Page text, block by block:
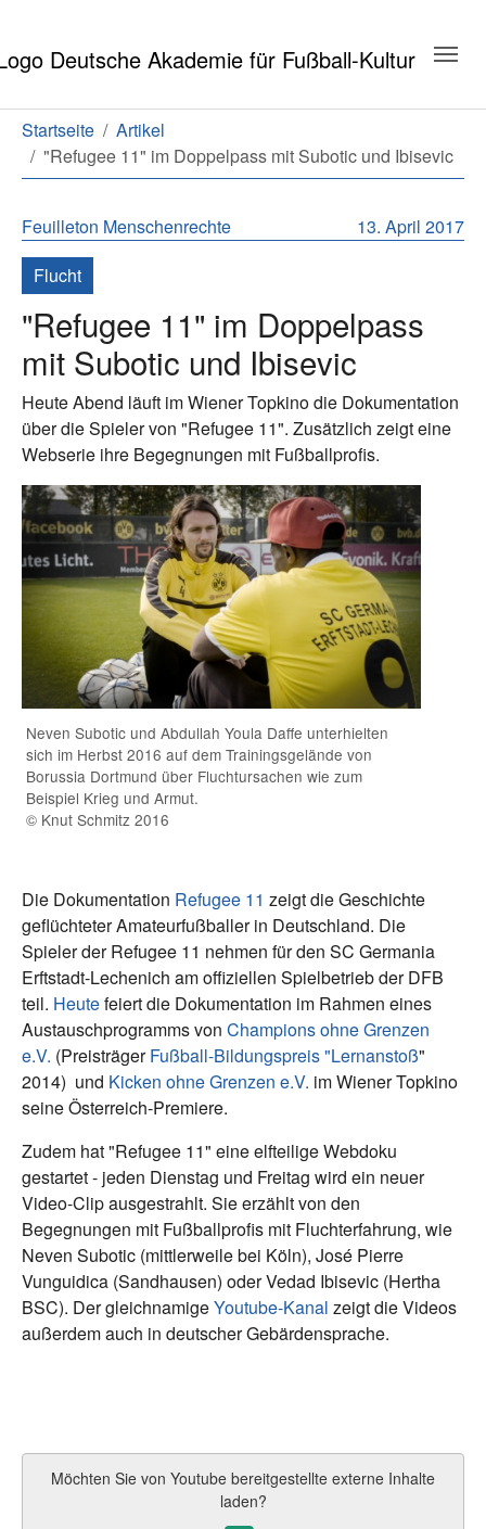
Sie sind hier:
Startseite
Artikel
"Refugee 11" im Doppelpass mit Subotic und Ibisevic
13. April 2017
Feuilleton Menschenrechte
Flucht
"Refugee 11" im Doppelpass
mit Subotic und Ibisevic
Heute Abend läuft im Wiener Topkino die Dokumentation
über die Spieler von "Refugee 11". Zusätzlich zeigt eine
Webserie ihre Begegnungen mit Fußballprofis.
Neven Subotic und Abdullah Youla Daffe unterhielten
sich im Herbst 2016 auf dem Trainingsgelände von
Borussia Dortmund über Fluchtursachen wie zum
Beispiel Krieg und Armut.
© Knut Schmitz 2016
Die Dokumentation Refugee 11 zeigt die Geschichte
geflüchteter Amateurfußballer in Deutschland. Die
Spieler der Refugee 11 nehmen für den SC Germania
Erftstadt-Lechenich am offiziellen Spielbetrieb der DFB
teil. Heutefeiert die Dokumentation im Rahmen eines
Austauschprogramms von Champions ohne Grenzen
e.V. (PreisträgerFußball-Bildungspreis "Lernanstoß"
2014) und Kicken ohne Grenzen e.V. im Wiener Topkino
seine Österreich-Premiere.
Zudem hat "Refugee 11" eine elfteilige Webdoku
gestartet - jeden Dienstag und Freitag wird ein neuer
Video-Clip ausgestrahlt. Sie erzählt von den
Begegnungen mit Fußballprofis mit Fluchterfahrung, wie
Neven Subotic (mittlerweile bei Köln), José Pierre
Vunguidica (Sandhausen) oder Vedad Ibisevic (Hertha
BSC). Der gleichnamigeYoutube-Kanal zeigt die Videos
außerdem auch in deutscher Gebärdensprache.
Möchten Sie von Youtube bereitgestellte externe Inhalte
laden?